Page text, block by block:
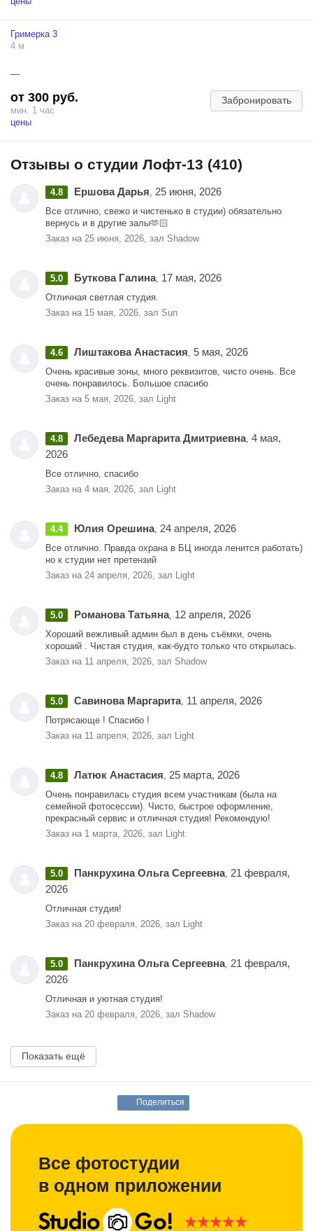
доступны абсолютно все насадки. Вы получите много
естественного и искусственного освещения.
Если Вы хотите сделать по-настоящему завораживающие фото, то
воспользуйтесь нашим профессиональным вентилятором для
В зале LIGHT перед Вами открывается неограниченные
комфорта. Вполне реально снять клип или короткометражку!
Зал LIGHT – Ваша новая территория для смелых экспериментов!
Гримерка 3
4 м
—
от 300 руб.
мин. 1 час
цены
Забронировать
Отзывы о студии Лофт-13 (410)
4.8 Ершова Дарья 25 июня, 2026
Все отлично, свежо и чистенько в студии) обязательно
вернусь и в другие залы🫶🏻
Заказ на 25 июня, 2026, зал Shadow
5.0 Буткова Галина, 17 мая, 2026
Отличная светлая студия.
Заказ на 15 мая, 2026, зал Sun
4.6 Лиштакова Анастасия 5 мая, 2026
Очень красивые зоны, много реквизитов, чисто очень. Все
очень понравилось. Большое спасибо
Заказ на 5 мая, 2026, зал Light
4.8 Лебедева Маргарита Дмитриевна, 4 мая,
2026
Все отлично, спасибо
Заказ на 4 мая, 2026, зал Light
4.4 Юлия Орешина, 24 апреля, 2026
Все отлично. Правда охрана в БЦ иногда ленится работать)
но к студии нет претензий
Заказ на 24 апреля, 2026, зал Light
5.0 Романова Татьяна, 12 апреля, 2026
Хороший вежливый админ был в день съёмки, очень
хороший . Чистая студия, как-будто только что открылась.
Заказ на 11 апреля, 2026, зал Shadow
5.0 Савинова Маргарита, 11 апреля, 2026
Потрясающе ! Спасибо !
Заказ на 11 апреля, 2026, зал Light
4.8 Латюк Анастасия 25 марта, 2026
Очень понравилась студия всем участникам (была на
семейной фотосессии). Чисто, быстрое оформление,
прекрасный сервис и отличная студия! Рекомендую!
Заказ на 1 марта, 2026, зал Light
5.0 Панкрухина Ольга Сергеевна, 21 февраля,
2026
Отличная студия!
Заказ на 20 февраля, 2026, зал Light
5.0 Панкрухина Ольга Сергеевна, 21 февраля,
2026
Отличная и уютная студия!
Заказ на 20 февраля, 2026, зал Shadow
Показать ещё
Поделиться
Все фотостудии
в одном приложении